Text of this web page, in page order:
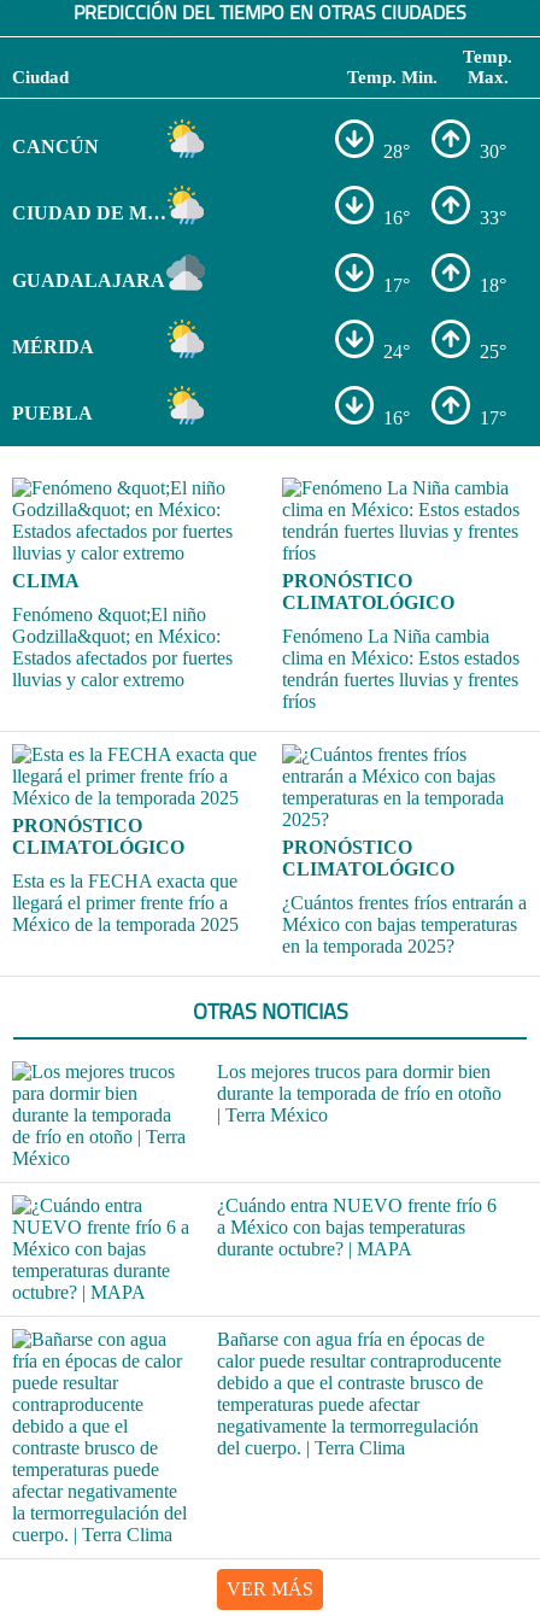
PREDICCIÓN DEL TIEMPO EN OTRAS CIUDADES
Ciudad Temp. Min.
Temp.
Max.
CANCÚN 28° 30°
CIUDAD DE MÉXICO 16° 33°
GUADALAJARA 17° 18°
MÉRIDA 24° 25°
PUEBLA 16° 17°
CLIMA
Fenómeno &quot;El niño
Godzilla&quot; en México:
Estados afectados por fuertes
lluvias y calor extremo
PRONÓSTICO
CLIMATOLÓGICO
Fenómeno La Niña cambia
clima en México: Estos estados
tendrán fuertes lluvias y frentes
fríos
PRONÓSTICO
CLIMATOLÓGICO
Esta es la FECHA exacta que
llegará el primer frente frío a
México de la temporada 2025
PRONÓSTICO
CLIMATOLÓGICO
¿Cuántos frentes fríos entrarán a
México con bajas temperaturas
en la temporada 2025?
OTRAS NOTICIAS
Los mejores trucos para dormir bien
durante la temporada de frío en otoño
| Terra México
¿Cuándo entra NUEVO frente frío 6
a México con bajas temperaturas
durante octubre? | MAPA
Bañarse con agua fría en épocas de
calor puede resultar contraproducente
debido a que el contraste brusco de
temperaturas puede afectar
negativamente la termorregulación
del cuerpo. | Terra Clima
VER MÁS